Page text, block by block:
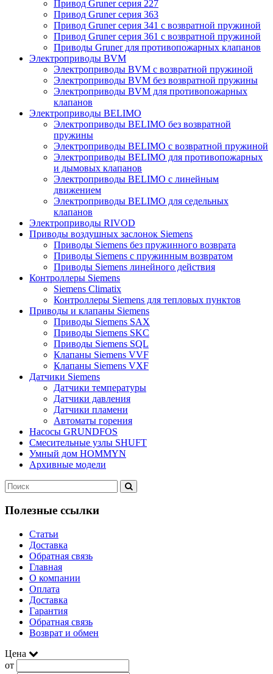
Привод Gruner серия 227
Привод Gruner серия 363
Привод Gruner серия 341 с возвратной пружиной
Привод Gruner серия 361 с возвратной пружиной
Приводы Gruner для противопожарных клапанов
Электроприводы BVM
Электроприводы BVM с возвратной пружиной
Электроприводы BVM без возвратной пружины
Электроприводы BVM для противопожарных
клапанов
Электроприводы BELIMO
Электроприводы BELIMO без возвратной
пружины
Электроприводы BELIMO с возвратной пружиной
Электроприводы BELIMO для противопожарных
и дымовых клапанов
Электроприводы BELIMO с линейным
движением
Электроприводы BELIMO для седельных
клапанов
Электроприводы RIVOD
Приводы воздушных заслонок Siemens
Приводы Siemens без пружинного возврата
Приводы Siemens с пружинным возвратом
Приводы Siemens линейного действия
Контроллеры Siemens
Siemens Climatix
Контроллеры Siemens для тепловых пунктов
Приводы и клапаны Siemens
Приводы Siemens SAX
Приводы Siemens SKC
Приводы Siemens SQL
Клапаны Siemens VVF
Клапаны Siemens VXF
Датчики Siemens
Датчики температуры
Датчики давления
Датчики пламени
Автоматы горения
Насосы GRUNDFOS
Смесительные узлы SHUFT
Умный дом HOMMYN
Архивные модели
Полезные ссылки
Статьи
Доставка
Обратная связь
Главная
О компании
Оплата
Доставка
Гарантия
Обратная связь
Возврат и обмен
Цена
от